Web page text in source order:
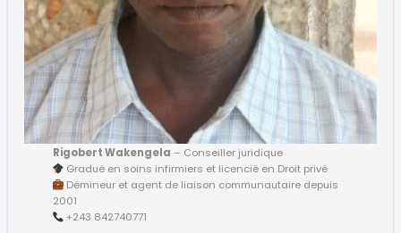
Rigobert Wakengela – Conseiller juridique
Gradué en soins infirmiers et licencié en Droit privé
Démineur et agent de liaison communautaire depuis
2001
+243 842740771